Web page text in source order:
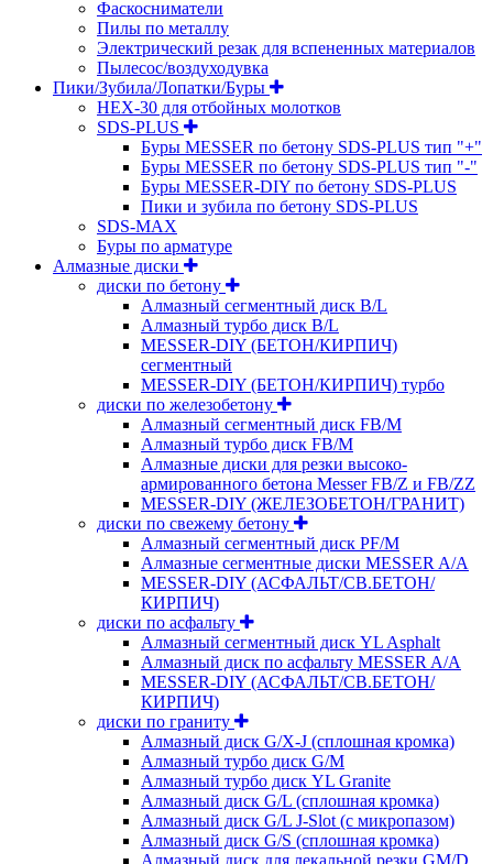
Фаскосниматели
Пилы по металлу
Электрический резак для вспененных материалов
Пылесос/воздуходувка
Пики/Зубила/Лопатки/Буры
HEX-30 для отбойных молотков
SDS-PLUS
Буры MESSER по бетону SDS-PLUS тип "+"
Буры MESSER по бетону SDS-PLUS тип "-"
Буры MESSER-DIY по бетону SDS-PLUS
Пики и зубила по бетону SDS-PLUS
SDS-MAX
Буры по арматуре
Алмазные диски
диски по бетону
Алмазный сегментный диск B/L
Алмазный турбо диск B/L
MESSER-DIY (БЕТОН/КИРПИЧ)
сегментный
MESSER-DIY (БЕТОН/КИРПИЧ) турбо
диски по железобетону
Алмазный сегментный диск FB/M
Алмазный турбо диск FB/M
Алмазные диски для резки высоко-
армированного бетона Messer FB/Z и FB/ZZ
MESSER-DIY (ЖЕЛЕЗОБЕТОН/ГРАНИТ)
диски по свежему бетону
Алмазный сегментный диск PF/M
Алмазные сегментные диски MESSER A/A
MESSER-DIY (АСФАЛЬТ/СВ.БЕТОН/
КИРПИЧ)
диски по асфальту
Алмазный сегментный диск YL Asphalt
Алмазный диск по асфальту MESSER A/A
MESSER-DIY (АСФАЛЬТ/СВ.БЕТОН/
КИРПИЧ)
диски по граниту
Алмазный диск G/X-J (сплошная кромка)
Алмазный турбо диск G/M
Алмазный турбо диск YL Granite
Алмазный диск G/L (сплошная кромка)
Алмазный диск G/L J-Slot (с микропазом)
Алмазный диск G/S (сплошная кромка)
Алмазный диск для лекальной резки GM/D